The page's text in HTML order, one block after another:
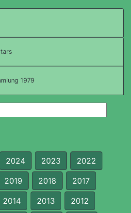
1979
2024 2023 2022
2019 2018 2017
2014 2013 2012